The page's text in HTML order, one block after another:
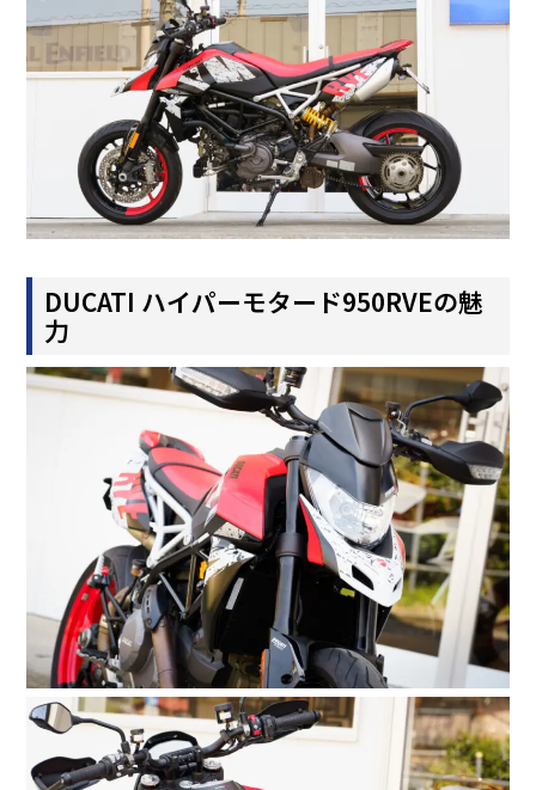
DUCATI ハイパーモタード950RVEの魅
力